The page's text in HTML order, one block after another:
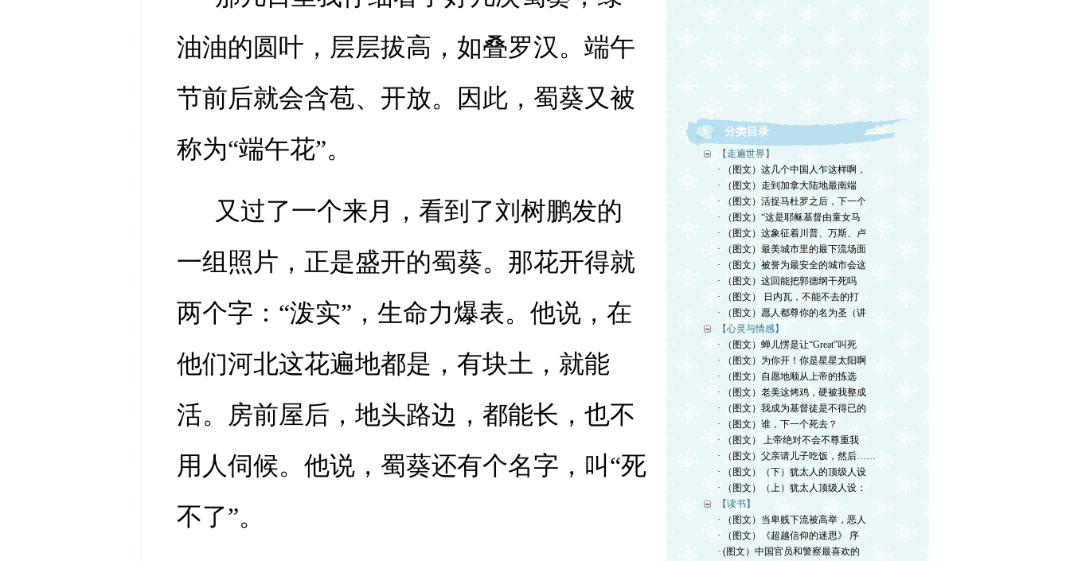
油油的圆叶，层层拔高，如叠罗汉。端午
节前后就会含苞、开放。因此，蜀葵又被
称为“端午花”。
又过了一个来月，看到了刘树鹏发的
一组照片，正是盛开的蜀葵。那花开得就
两个字：“泼实”，生命力爆表。他说，在
他们河北这花遍地都是，有块土，就能
活。房前屋后，地头路边，都能长，也不
用人伺候。他说，蜀葵还有个名字，叫“死
不了”。
分类目录
【走遍世界】
· （图文）这几个中国人乍这样啊，
· （图文）走到加拿大陆地最南端
· （图文）活捉马杜罗之后，下一个
· （图文）“这是耶稣基督由童女马
· （图文）这象征着川普、万斯、卢
· （图文）最美城市里的最下流场面
· （图文）被誉为最安全的城市会这
· （图文）这回能把郭德纲干死吗
· （图文） 日内瓦，不能不去的打
· （图文）愿人都尊你的名为圣（讲
【心灵与情感】
· （图文）蝉儿愣是让“Great”叫死
· （图文）为你开！你是星星太阳啊
· （图文）自愿地顺从上帝的拣选
· （图文）老美这烤鸡，硬被我整成
· （图文）我成为基督徒是不得已的
· （图文）谁，下一个死去？
· （图文） 上帝绝对不会不尊重我
· （图文）父亲请儿子吃饭，然后……
· （图文）（下）犹太人的顶级人设
· （图文）（上）犹太人顶级人设：
【读书】
· （图文）当卑贱下流被高举，恶人
· （图文）《超越信仰的迷思》 序
· (图文）中国官员和警察最喜欢的